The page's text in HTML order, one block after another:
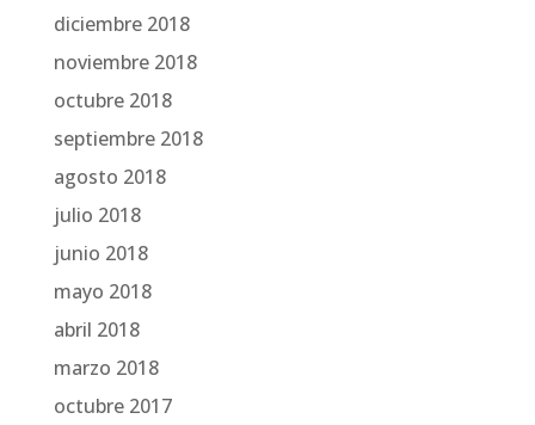
diciembre 2018
noviembre 2018
octubre 2018
septiembre 2018
agosto 2018
julio 2018
junio 2018
mayo 2018
abril 2018
marzo 2018
octubre 2017